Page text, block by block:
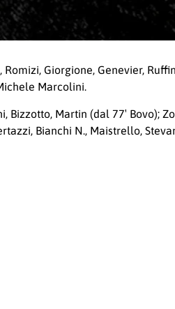
Giorgione, Genevier,
Marcolini.
Bizzotto, Martin (dal 77′ Bovo);
Bianchi N., Maistrello,